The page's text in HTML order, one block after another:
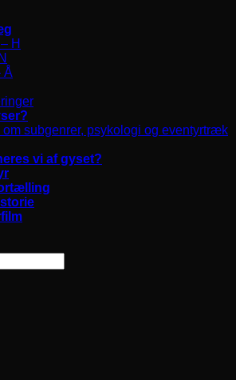
H
Å
om subgenrer, psykologi og eventyrtræk
vi af gyset?